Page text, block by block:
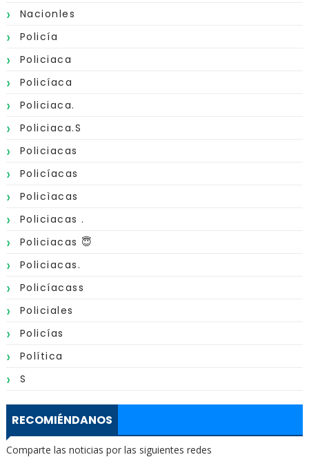
Nacionles
Policía
Policiaca
Policíaca
Policiaca.
Policiaca.s
Policiacas
Policíacas
Policìacas
Policiacas .
Policiacas 😇
Policiacas.
Policíacass
Policiales
Policías
Política
S
RECOMIÉNDANOS
Comparte las noticias por las siguientes redes